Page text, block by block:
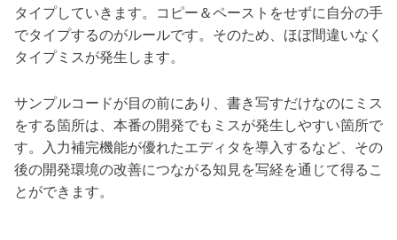
タイプしていきます。コピー＆ペーストをせずに自分の手
でタイプするのがルールです。そのため、ほぼ間違いなく
タイプミスが発生します。
サンプルコードが目の前にあり、書き写すだけなのにミス
をする箇所は、本番の開発でもミスが発生しやすい箇所で
す。入力補完機能が優れたエディタを導入するなど、その
後の開発環境の改善につながる知見を写経を通じて得るこ
とができます。